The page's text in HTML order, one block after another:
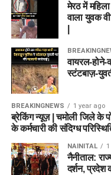
मेरठ में
वाला युवक
वायरल-
स्टंटबाज़-
BREAKINGNEWS 1 year ago
ब्रेकिंग न्यूज़ | चमोली जिले के
के कर्मचारी की संदिग्ध
NAINITAL
नैनीताल:
दर्शन,